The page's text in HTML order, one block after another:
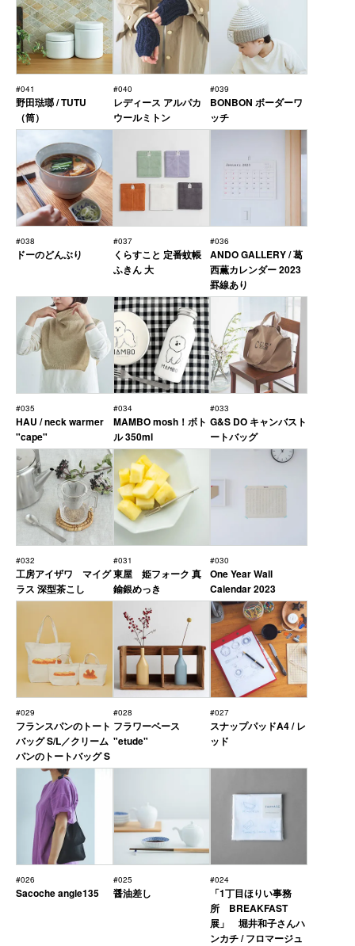
#041
野田琺瑯 / TUTU
（筒）
#040
レディース アルパカ
ウールミトン
#039
BONBON ボーダーワ
ッチ
#038
ドーのどんぶり
#037
くらすこと 定番蚊帳
ふきん 大
#036
ANDO GALLERY / 葛
西薫カレンダー 2023
罫線あり
#035
HAU / neck warmer
"cape"
#034
MAMBO mosh！ボト
ル 350ml
#033
G&S DO キャンバスト
ートバッグ
#032
工房アイザワ マイグ
ラス 深型茶こし
#031
東屋 姫フォーク 真
鍮銀めっき
#030
One Year Wall
Calendar 2023
#029
フランスパンのトート
バッグ S/L／クリーム
パンのトートバッグ S
#028
フラワーベース
"etude"
#027
スナップパッドA4 / レ
ッド
#026
Sacoche angle135
#025
醤油差し
#024
「1丁目ほりい事務
所 BREAKFAST
展」 堀井和子さんハ
ンカチ / フロマージュ